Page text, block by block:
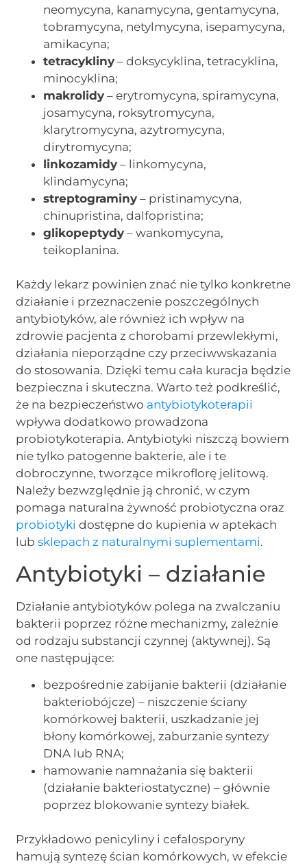
neomycyna, kanamycyna, gentamycyna,
tobramycyna, netylmycyna, isepamycyna,
amikacyna;
tetracykliny – doksycyklina, tetracyklina,
minocyklina;
makrolidy – erytromycyna, spiramycyna,
josamycyna, roksytromycyna,
klarytromycyna, azytromycyna,
dirytromycyna;
linkozamidy – linkomycyna,
klindamycyna;
streptograminy – pristinamycyna,
chinupristina, dalfopristina;
glikopeptydy – wankomycyna,
teikoplanina.
Każdy lekarz powinien znać nie tylko konkretne
działanie i przeznaczenie poszczególnych
antybiotyków, ale również ich wpływ na
zdrowie pacjenta z chorobami przewlekłymi,
działania nieporządne czy przeciwwskazania
do stosowania. Dzięki temu cała kuracja będzie
bezpieczna i skuteczna. Warto też podkreślić,
że na bezpieczeństwo antybiotykoterapii
wpływa dodatkowo prowadzona
probiotykoterapia. Antybiotyki niszczą bowiem
nie tylko patogenne bakterie, ale i te
dobroczynne, tworzące mikroflorę jelitową.
Należy bezwzględnie ją chronić, w czym
pomaga naturalna żywność probiotyczna oraz
probiotyki dostępne do kupienia w aptekach
lubsklepach z naturalnymi suplementami.
Antybiotyki – działanie
Działanie antybiotyków polega na zwalczaniu
bakterii poprzez różne mechanizmy, zależnie
od rodzaju substancji czynnej (aktywnej). Są
one następujące:
bezpośrednie zabijanie bakterii (działanie
bakteriobójcze) – niszczenie ściany
komórkowej bakterii, uszkadzanie jej
błony komórkowej, zaburzanie syntezy
DNA lub RNA;
hamowanie namnażania się bakterii
(działanie bakteriostatyczne) – głównie
poprzez blokowanie syntezy białek.
Przykładowo penicyliny i cefalosporyny
hamują syntezę ścian komórkowych, w efekcie